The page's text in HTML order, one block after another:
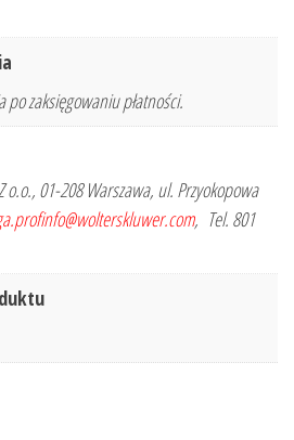
po zaksięgowaniu płatności.
o.o., 01-208 Warszawa, ul. Przyokopowa
, Tel. 801